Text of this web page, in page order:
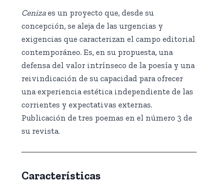
Ceniza es un proyecto que, desde su
concepción, se aleja de las urgencias y
exigencias que caracterizan el campo editorial
contemporáneo. Es, en su propuesta, una
defensa del valor intrínseco de la poesía y una
reivindicación de su capacidad para ofrecer
una experiencia estética independiente de las
corrientes y expectativas externas.
Publicación de tres poemas en el número 3 de
su revista.
Características